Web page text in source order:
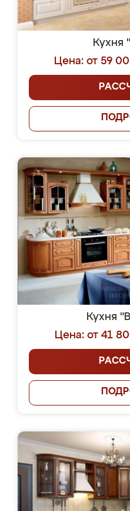
Кухня
Цена: от 59
Кухня
Цена: от 41